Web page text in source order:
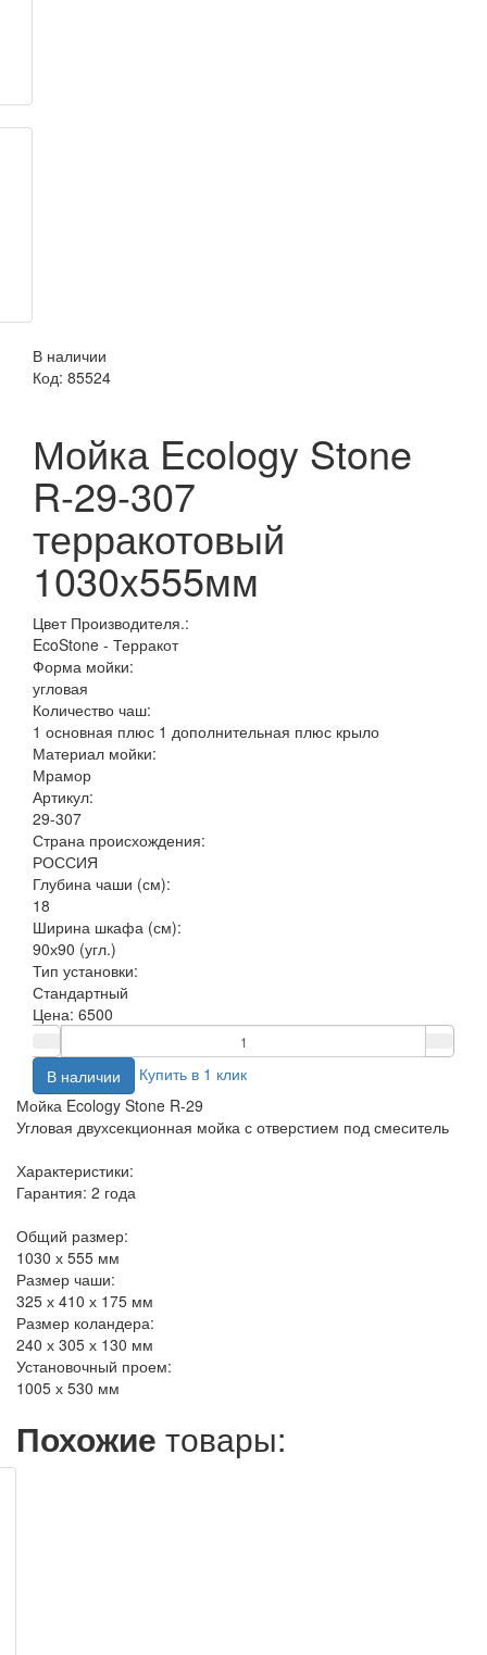
В наличии
Код: 85524
Мойка Ecology Stone
R-29-307
терракотовый
1030x555мм
Цвет Производителя.:
EcoStone - Терракот
Форма мойки:
угловая
Количество чаш:
1 основная плюс 1 дополнительная плюс крыло
Материал мойки:
Мрамор
Артикул:
29-307
Страна происхождения:
РОССИЯ
Глубина чаши (см):
18
Ширина шкафа (см):
90х90 (угл.)
Тип установки:
Стандартный
Цена: 6500
В наличии
Купить в 1 клик
Мойка Ecology Stone R-29
Угловая двухсекционная мойка с отверстием под смеситель
Характеристики:
Гарантия: 2 года
Общий размер:
1030 х 555 мм
Размер чаши:
325 х 410 х 175 мм
Размер коландера:
240 х 305 х 130 мм
Установочный проем:
1005 х 530 мм
Похожие товары: